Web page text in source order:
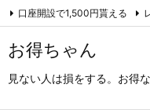
お得ちゃん
見ない人は損をする。お得
口座開設で1,500円貰える
アーカイブ（旧サイト）